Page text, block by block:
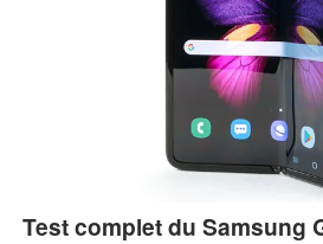
Test complet du Samsung